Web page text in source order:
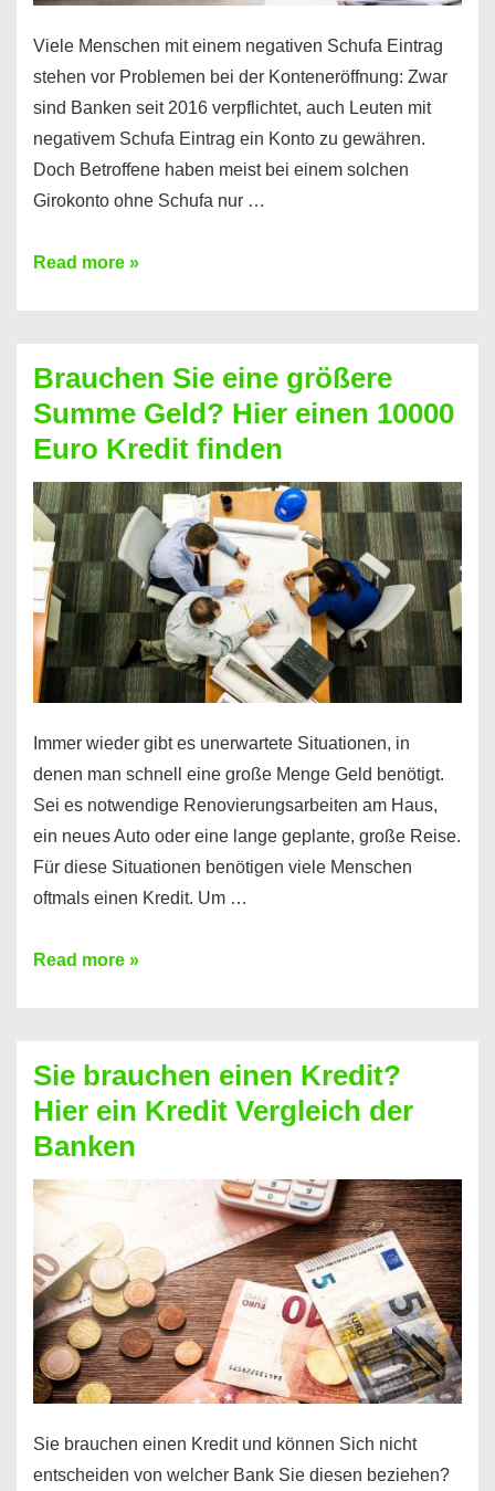
Viele Menschen mit einem negativen Schufa Eintrag
stehen vor Problemen bei der Konteneröffnung: Zwar
sind Banken seit 2016 verpflichtet, auch Leuten mit
negativem Schufa Eintrag ein Konto zu gewähren.
Doch Betroffene haben meist bei einem solchen
Girokonto ohne Schufa nur …
Günstiges
Geht
das
überhaupt?
Na
klar!
Read more »
Brauchen Sie eine größere
Summe Geld? Hier einen 10000
Euro Kredit finden
Immer wieder gibt es unerwartete Situationen, in
denen man schnell eine große Menge Geld benötigt.
Sei es notwendige Renovierungsarbeiten am Haus,
ein neues Auto oder eine lange geplante, große Reise.
Für diese Situationen benötigen viele Menschen
oftmals einen Kredit. Um …
Brauchen
Summe
Geld?
Hier
einen
10000
Euro
Kredit
finden
Read more »
Sie brauchen einen Kredit?
Hier ein Kredit Vergleich der
Banken
Sie brauchen einen Kredit und können Sich nicht
entscheiden von welcher Bank Sie diesen beziehen?